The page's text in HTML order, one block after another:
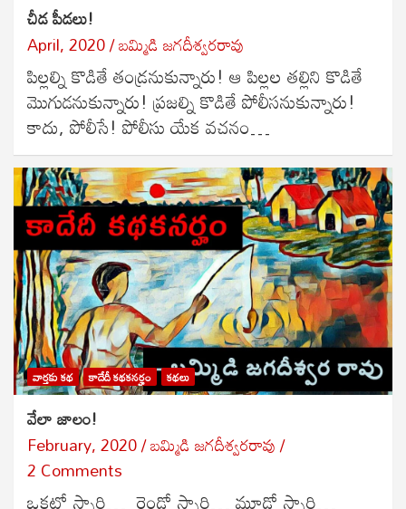
చీడ పీడలు!
April, 2020 బ‌మ్మిడి జ‌గ‌దీశ్వ‌ర‌రావు
పిల్లల్ని కొడితే తండ్రనుకున్నారు! ఆ పిల్లల తల్లిని కొడితే
మొగుడనుకున్నారు! ప్రజల్ని కొడితే పోలీసనుకున్నారు!
కాదు, పోలీసే! పోలీసు యేక వచనం…
వార్తకు కథ కాదేదీ కథకనర్హం కథలు
వేలా జాలం!
February, 2020 బ‌మ్మిడి జ‌గ‌దీశ్వ‌ర‌రావు
2 Comments
ఒకటో స్సారి… రెండో స్సారి… మూడో స్సారి…